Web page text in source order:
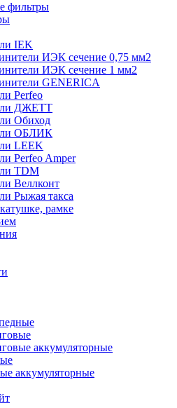
фильтры
IEK
ИЭК сечение 0,75 мм2
ИЭК сечение 1 мм2
GENERICA
Perfeo
ДЖЕТТ
Обиход
ОБЛИК
LEEK
Perfeo Amper
TDM
Веллконт
Рыжая такса
рамке
аккумуляторные
аккумуляторные